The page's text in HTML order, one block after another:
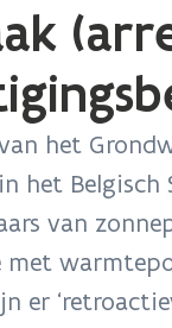
het
in het Belgisch
van
er